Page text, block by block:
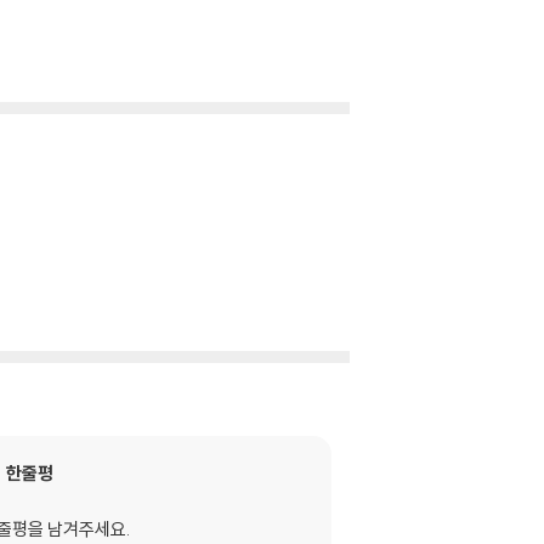
한줄평
평을 남겨주세요.